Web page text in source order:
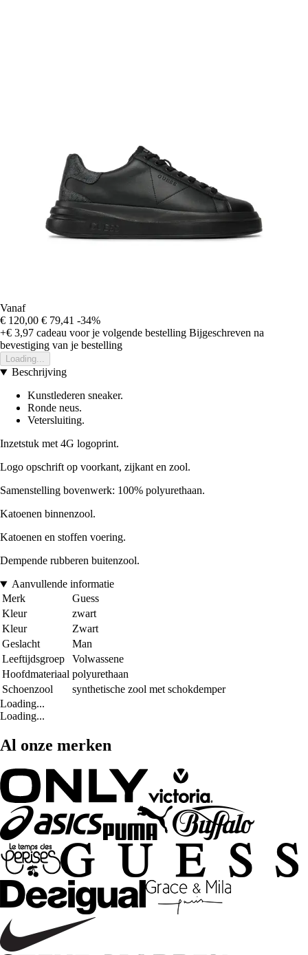
Vanaf
€ 120,00 € 79,41 -34%
+€ 3,97 cadeau voor je volgende bestelling Bijgeschreven na
bevestiging van je bestelling
Loading...
Beschrijving
Kunstlederen sneaker.
Ronde neus.
Vetersluiting.
Inzetstuk met 4G logoprint.
Logo opschrift op voorkant, zijkant en zool.
Samenstelling bovenwerk: 100% polyurethaan.
Katoenen binnenzool.
Katoenen en stoffen voering.
Dempende rubberen buitenzool.
Aanvullende informatie
Merk
Guess
Kleur
zwart
Kleur
Zwart
Geslacht
Man
Leeftijdsgroep
Volwassene
Hoofdmateriaal polyurethaan
Schoenzool
synthetische zool met schokdemper
Loading...
Loading...
Al onze merken